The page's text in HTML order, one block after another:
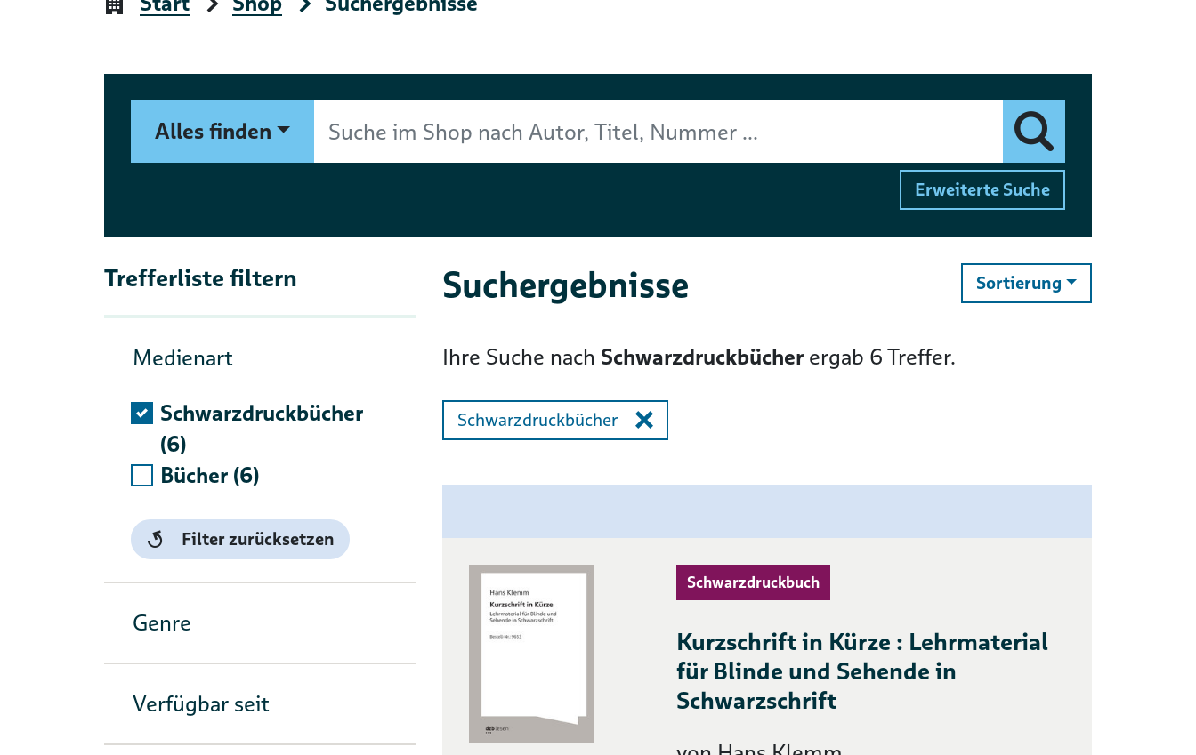
Suchformular
Alles finden
Suche im Shop nach Autor, Titel, Nummer ...
Erweiterte Suche
Trefferliste filtern
Medienart
Schwarzdruckbücher
(6)
Bücher (6)
Filter zurücksetzen
Genre
Verfügbar seit
Suchergebnisse Sortierungändern
Ihre Suche nach Schwarzdruckbücher ergab 6Treffer.
Schwarzdruckbücher
Schwarzdruckbuch
Kurzschrift in Kürze : Lehrmaterial
für Blinde und Sehende in
Schwarzschrift